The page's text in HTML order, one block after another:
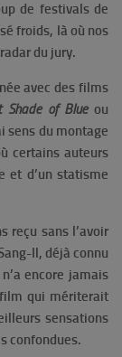
de festivals de
froids, là où nos
du jury.
avec des films
Shade of Blueou
sens du montage
certains auteurs
et d’un statisme
reçu sans l’avoir
Il, déjà connu
encore jamais
qui mériterait
sensations
confondues.